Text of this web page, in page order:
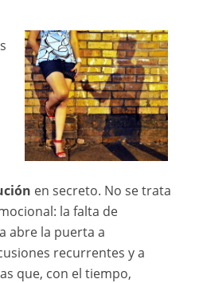
en secreto. No se trata
la falta de
abre la puerta a
recurrentes y a
que, con el tiempo,